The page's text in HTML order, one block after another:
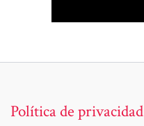
Política de privacidad